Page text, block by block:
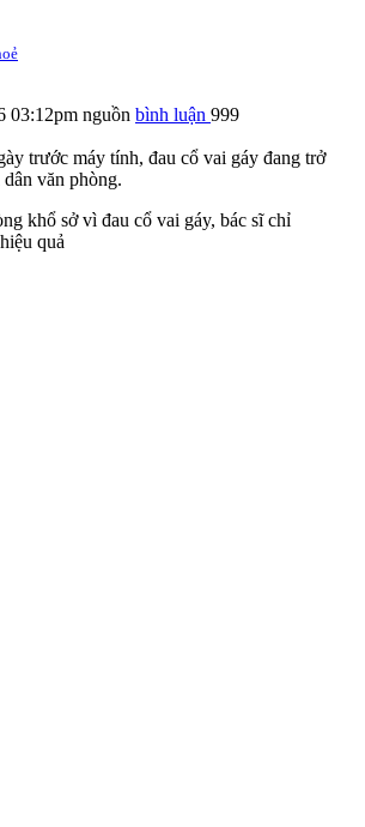
03:12pm nguồn bình luận 999
trước máy tính, đau cổ vai gáy đang trở
văn phòng.